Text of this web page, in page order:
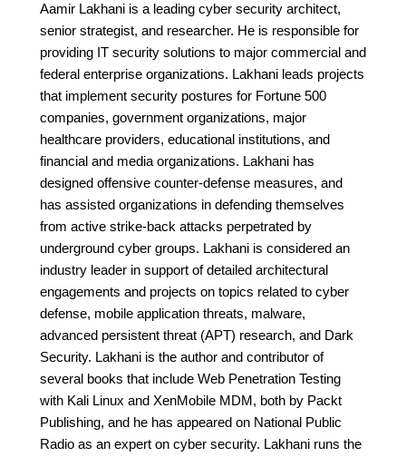
Aamir Lakhani is a leading cyber security architect,
senior strategist, and researcher. He is responsible for
providing IT security solutions to major commercial and
federal enterprise organizations. Lakhani leads projects
that implement security postures for Fortune 500
companies, government organizations, major
healthcare providers, educational institutions, and
financial and media organizations. Lakhani has
designed offensive counter-defense measures, and
has assisted organizations in defending themselves
from active strike-back attacks perpetrated by
underground cyber groups. Lakhani is considered an
industry leader in support of detailed architectural
engagements and projects on topics related to cyber
defense, mobile application threats, malware,
advanced persistent threat (APT) research, and Dark
Security. Lakhani is the author and contributor of
several books that include Web Penetration Testing
with Kali Linux and XenMobile MDM, both by Packt
Publishing, and he has appeared on National Public
Radio as an expert on cyber security. Lakhani runs the